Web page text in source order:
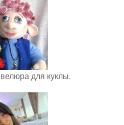
для куклы.